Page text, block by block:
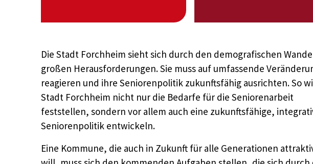
Die Stadt Forchheim sieht sich durch den demografischen
großen Herausforderungen. Sie muss auf umfassende
reagieren und ihre Seniorenpolitik zukunftsfähig ausrichten. So
Stadt Forchheim nicht nur die Bedarfe für die Seniorenarbeit
feststellen, sondern vor allem auch eine zukunftsfähige,
Seniorenpolitik entwickeln.
Eine Kommune, die auch in Zukunft für alle Generationen